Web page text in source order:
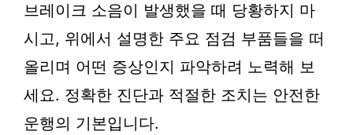
브레이크 소음이 발생했을 때 당황하지 마
시고, 위에서 설명한 주요 점검 부품들을 떠
올리며 어떤 증상인지 파악하려 노력해 보
세요. 정확한 진단과 적절한 조치는 안전한
운행의 기본입니다.